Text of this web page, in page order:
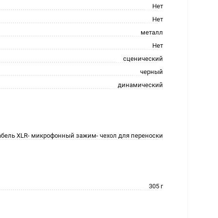
Нет
Нет
металл
Нет
сценический
черный
динамический
XLR- микрофонный зажим- чехол для переноски
305 г